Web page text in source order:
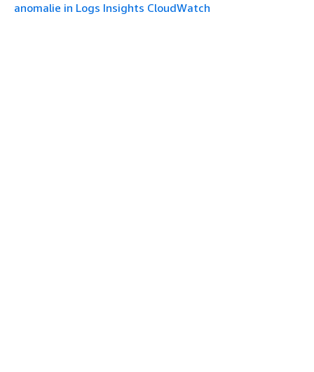
anomalie in Logs Insights CloudWatch